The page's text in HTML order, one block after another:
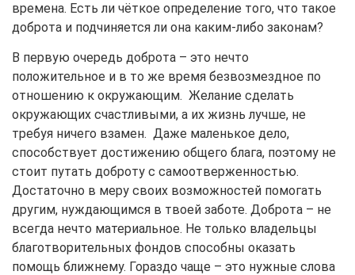
времена. Есть ли чёткое определение того, что такое
доброта и подчиняется ли она каким-либо законам?
В первую очередь доброта – это нечто
положительное и в то же время безвозмездное по
отношению к окружающим. Желание сделать
окружающих счастливыми, а их жизнь лучше, не
требуя ничего взамен. Даже маленькое дело,
способствует достижению общего блага, поэтому не
стоит путать доброту с самоотверженностью.
Достаточно в меру своих возможностей помогать
другим, нуждающимся в твоей заботе. Доброта – не
всегда нечто материальное. Не только владельцы
благотворительных фондов способны оказать
помощь ближнему. Гораздо чаще – это нужные слова